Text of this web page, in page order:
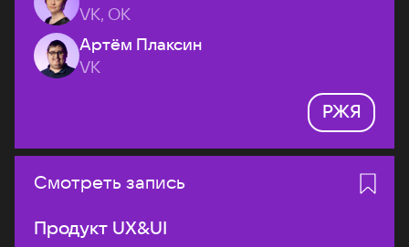
VK, ОК
Артём Плаксин
VK
РЖЯ
Смотреть запись
Продукт UX&UI